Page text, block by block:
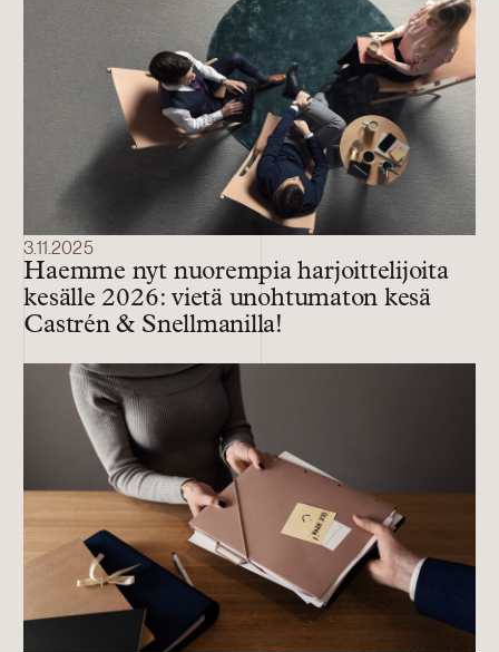
3.11.2025
Haemme nyt nuorempia harjoittelijoita
kesälle 2026: vietä unohtumaton kesä
Castrén & Snellmanilla!